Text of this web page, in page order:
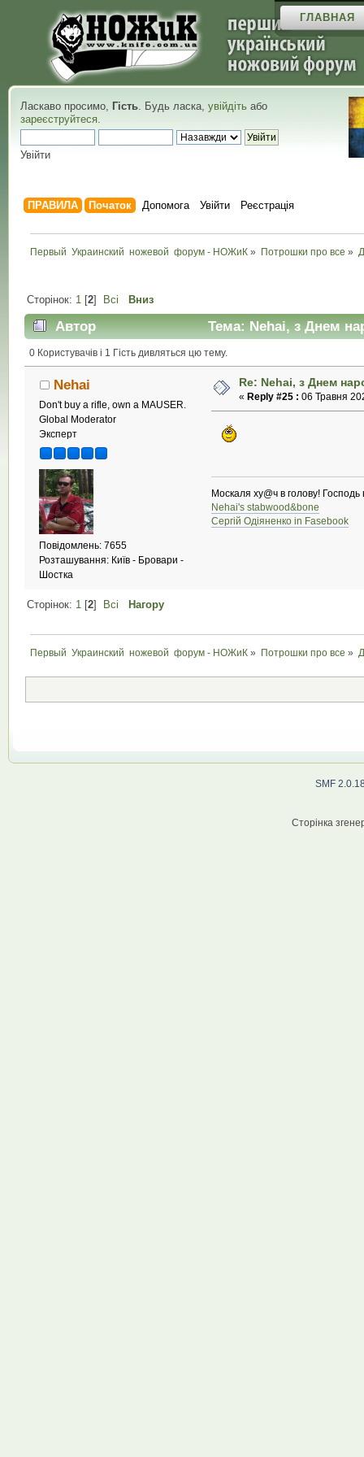
ГЛАВНАЯ
Ласкаво просимо, Гість. Будь ласка, увійдіть або
зареєструйтеся.
Увійти
ПРАВИЛА Початок Допомога Увійти Реєстрація
Первый  Украинский  ножевой  форум - НОЖиК » Потрошки про все »
Сторінок: 1 [2] Всі Вниз
Автор Тема: Nehai, з Днем
0 Користувачів і 1 Гість дивляться цю тему.
Nehai
Don't buy a rifle, own a MAUSER.
Global Moderator
Эксперт
Повідомлень: 7655
Розташування: Київ - Бровари -
Шостка
Re: Nehai, з Днем
« Reply #25 : 06 Травня
Москаля ху@ч в голову! Господь
Nehai's stabwood&bone
Сергій Одіяненко in Fasebook
Сторінок: 1[2] Всі Нагору
Первый  Украинский  ножевой  форум - НОЖиК » Потрошки про все »
SMF
Сторінка